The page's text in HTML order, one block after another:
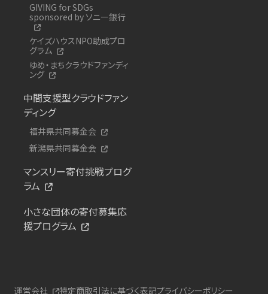
GIVING for SDGs
sponsored by ソニー銀行
ケイズハウスNPO助成プロ
グラム
ゆめ・まちクラウドファンディ
ング
中間支援型クラウドファン
ディング
福井県共同募金会
新潟県共同募金会
マンスリー寄付挑戦プログ
ラム
小さな団体の寄付募集応
援プログラム
運営会社 特定商取引法に基づく表記プライバシーポリシー